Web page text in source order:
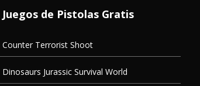
Juegos de Pistolas Gratis
Counter Terrorist Shoot
Dinosaurs Jurassic Survival World